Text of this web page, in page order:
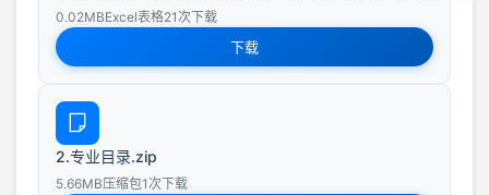
0.02MBExcel表格21次下载
下载
2.专业目录.zip
5.66MB压缩包1次下载